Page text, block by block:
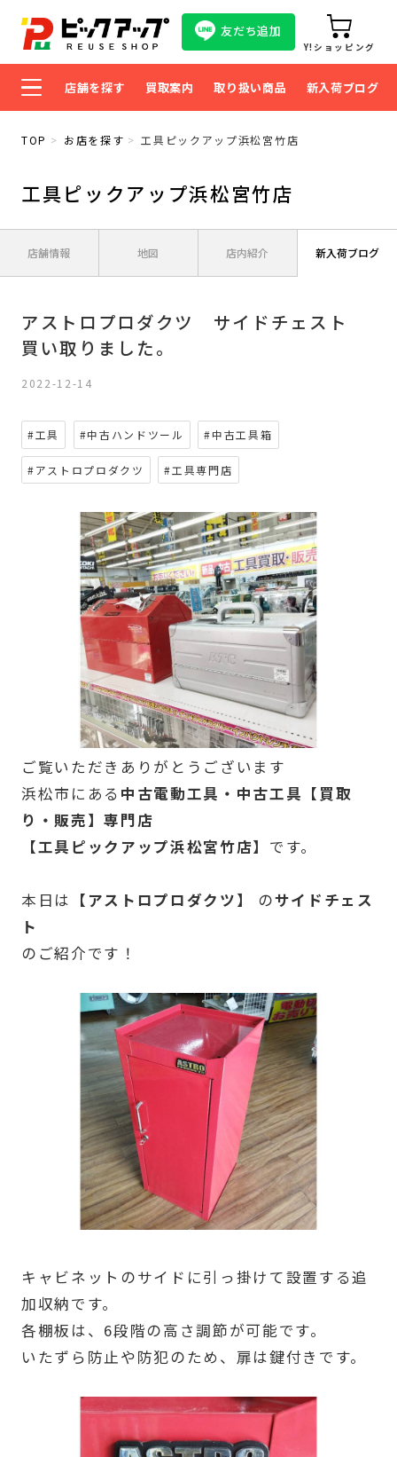
友だち追加
Y!ショッピング
店舗を探す 買取案内 取り扱い商品 新入荷ブログ
TOP お店を探す 工具ピックアップ浜松宮竹店
工具ピックアップ浜松宮竹店
店舗情報 地図 店内紹介 新入荷ブログ
アストロプロダクツ サイドチェスト
買い取りました。
2022-12-14
#工具 #中古ハンドツール #中古工具箱
#アストロプロダクツ #工具専門店
ご覧いただきありがとうございます
浜松市にある 中古電動工具・中古工具【買取
り・販売】専門店
【工具ピックアップ浜松宮竹店】 です。
本日は 【アストロプロダクツ】 のサイドチェス
ト
のご紹介です！
キャビネットのサイドに引っ掛けて設置する追
加収納です。
各棚板は、6段階の高さ調節が可能です。
いたずら防止や防犯のため、扉は鍵付きです。